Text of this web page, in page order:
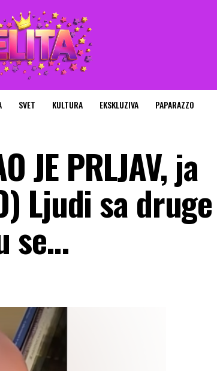
SVET KULTURA EKSKLUZIVA PAPARAZZO
JE PRLJAV, ja
Ljudi sa druge
se…